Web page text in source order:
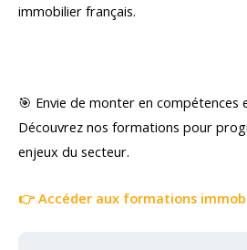
immobilier français.
🎯 Envie de monter en compétences
Découvrez nos formations pour
enjeux du secteur.
👉 Accéder aux formations